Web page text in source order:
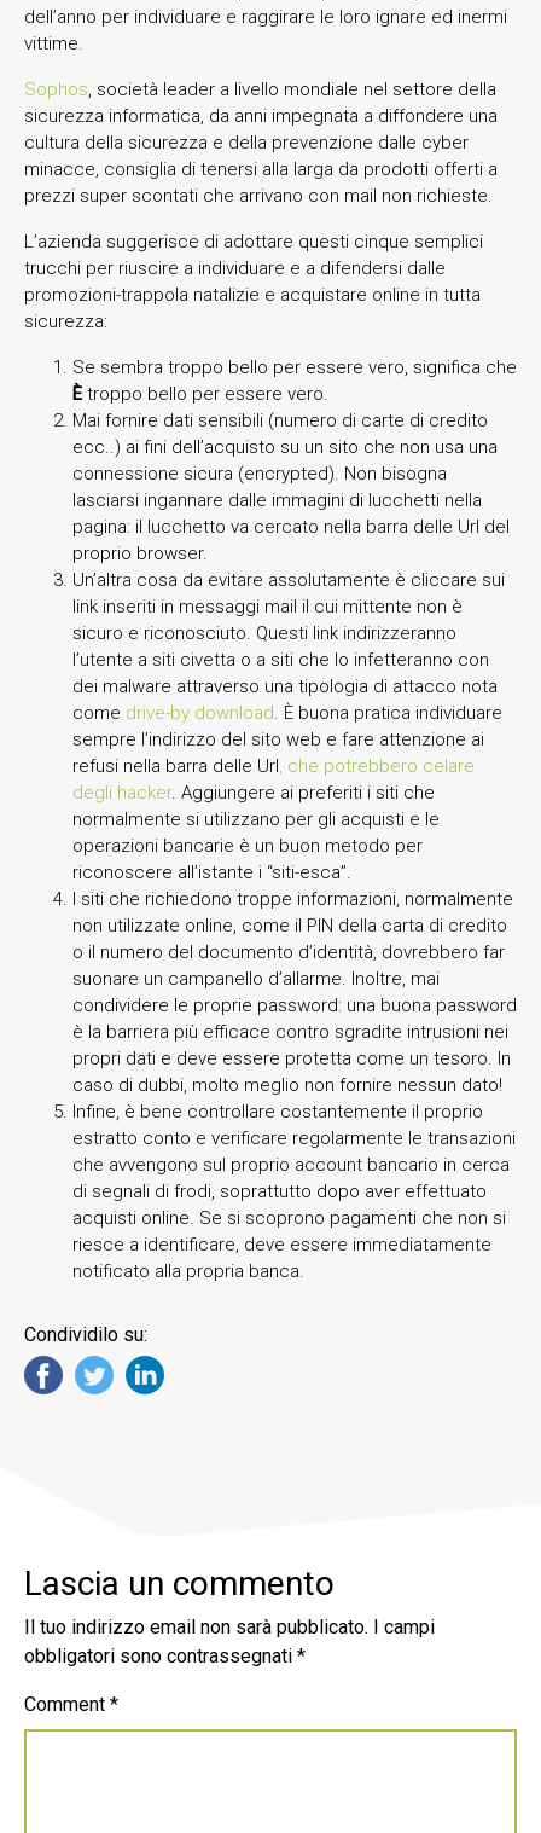
dell’anno per individuare e raggirare le loro ignare ed inermi
vittime.
Sophos, società leader a livello mondiale nel settore della
sicurezza informatica, da anni impegnata a diffondere una
cultura della sicurezza e della prevenzione dalle cyber
minacce, consiglia di tenersi alla larga da prodotti offerti a
prezzi super scontati che arrivano con mail non richieste.
L’azienda suggerisce di adottare questi cinque semplici
trucchi per riuscire a individuare e a difendersi dalle
promozioni-trappola natalizie e acquistare online in tutta
sicurezza:
Se sembra troppo bello per essere vero, significa che
È troppo bello per essere vero.
Mai fornire dati sensibili (numero di carte di credito
ecc..) ai fini dell’acquisto su un sito che non usa una
connessione sicura (encrypted). Non bisogna
lasciarsi ingannare dalle immagini di lucchetti nella
pagina: il lucchetto va cercato nella barra delle Url del
proprio browser.
Un’altra cosa da evitare assolutamente è cliccare sui
link inseriti in messaggi mail il cui mittente non è
sicuro e riconosciuto. Questi link indirizzeranno
l’utente a siti civetta o a siti che lo infetteranno con
dei malware attraverso una tipologia di attacco nota
come drive-by download. È buona pratica individuare
sempre l’indirizzo del sito web e fare attenzione ai
refusi nella barra delle Url, che potrebbero celare
degli hacker. Aggiungere ai preferiti i siti che
normalmente si utilizzano per gli acquisti e le
operazioni bancarie è un buon metodo per
riconoscere all’istante i “siti-esca”.
I siti che richiedono troppe informazioni, normalmente
non utilizzate online, come il PIN della carta di credito
o il numero del documento d’identità, dovrebbero far
suonare un campanello d’allarme. Inoltre, mai
condividere le proprie password: una buona password
è la barriera più efficace contro sgradite intrusioni nei
propri dati e deve essere protetta come un tesoro. In
caso di dubbi, molto meglio non fornire nessun dato!
Infine, è bene controllare costantemente il proprio
estratto conto e verificare regolarmente le transazioni
che avvengono sul proprio account bancario in cerca
di segnali di frodi, soprattutto dopo aver effettuato
acquisti online. Se si scoprono pagamenti che non si
riesce a identificare, deve essere immediatamente
notificato alla propria banca.
Condividilo su:
Lascia un commento
Il tuo indirizzo email non sarà pubblicato.
I campi
obbligatori sono contrassegnati *
Comment *